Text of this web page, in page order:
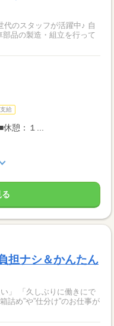
のスタッフが活躍中♪ 自
品の製造・組立を行って
給
休憩：１...
担ナシ＆かんたん
」 「久しぶりに働きにで